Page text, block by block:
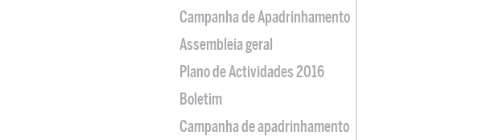
Campanha de Apadrinhamento
Assembleia geral
Plano de Actividades 2016
Boletim
Campanha de apadrinhamento